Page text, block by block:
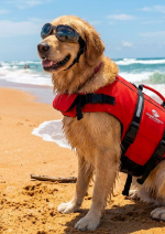
Avant tout
la santé du chien
vérifiée. Une
d’effectuer
garantissant
et à profiter du
La mise à jour des
en